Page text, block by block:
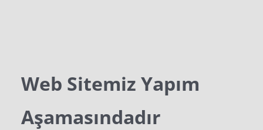
Web Sitemiz Yapım
Aşamasındadır